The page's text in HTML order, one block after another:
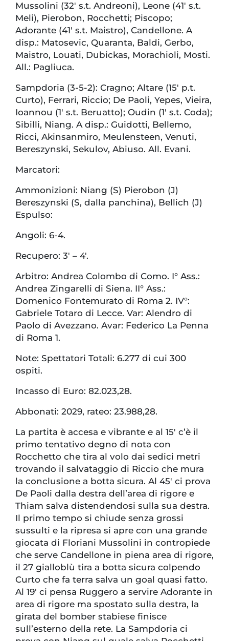
Mussolini (32′ s.t. Andreoni), Leone (41′ s.t.
Meli), Pierobon, Rocchetti; Piscopo;
Adorante (41′ s.t. Maistro), Candellone. A
disp.: Matosevic, Quaranta, Baldi, Gerbo,
Maistro, Louati, Dubickas, Morachioli, Mosti.
All.: Pagliuca.
Sampdoria (3-5-2): Cragno; Altare (15′ p.t.
Curto), Ferrari, Riccio; De Paoli, Yepes, Vieira,
Ioannou (1′ s.t. Beruatto); Oudin (1′ s.t. Coda);
Sibilli, Niang. A disp.: Guidotti, Bellemo,
Ricci, Akinsanmiro, Meulensteen, Venuti,
Bereszynski, Sekulov, Abiuso. All. Evani.
Marcatori:
Ammonizioni: Niang (S) Pierobon (J)
Bereszynski (S, dalla panchina), Bellich (J)
Espulso:
Angoli: 6-4.
Recupero: 3′ – 4′.
Arbitro: Andrea Colombo di Como. I° Ass.:
Andrea Zingarelli di Siena. II° Ass.:
Domenico Fontemurato di Roma 2. IV°:
Gabriele Totaro di Lecce. Var: Alendro di
Paolo di Avezzano. Avar: Federico La Penna
di Roma 1.
Note: Spettatori Totali: 6.277 di cui 300
ospiti.
Incasso di Euro: 82.023,28.
Abbonati: 2029, rateo: 23.988,28.
La partita è accesa e vibrante e al 15′ c’è il
primo tentativo degno di nota con
Rocchetto che tira al volo dai sedici metri
trovando il salvataggio di Riccio che mura
la conclusione a botta sicura. Al 45′ ci prova
De Paoli dalla destra dell’area di rigore e
Thiam salva distendendosi sulla sua destra.
Il primo tempo si chiude senza grossi
sussulti e la ripresa si apre con una grande
giocata di Floriani Mussolini in contropiede
che serve Candellone in piena area di rigore,
il 27 gialloblù tira a botta sicura colpendo
Curto che fa terra salva un goal quasi fatto.
Al 19′ ci pensa Ruggero a servire Adorante in
area di rigore ma spostato sulla destra, la
girata del bomber stabiese finisce
sull’esterno della rete. La Sampdoria ci